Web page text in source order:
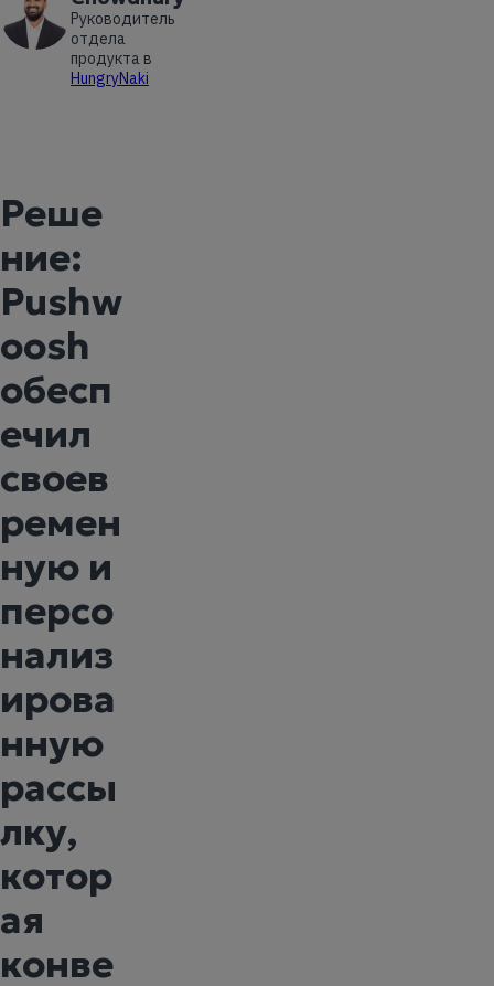
Руководитель
отдела
продукта в
HungryNaki
Реше
ние:
Pushw
oosh
обесп
ечил
своев
ремен
ную и
персо
нализ
ирова
нную
рассы
лку,
котор
ая
конве